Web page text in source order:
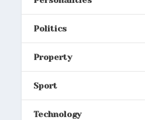
Politics
Property
Sport
Technology